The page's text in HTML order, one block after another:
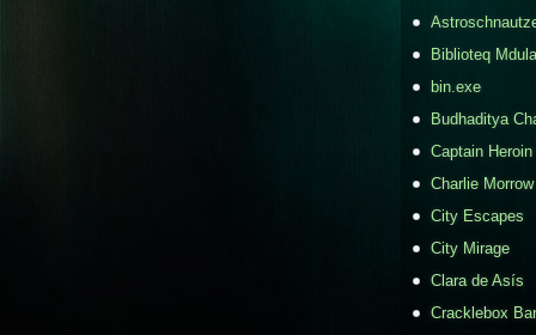
Biblioteq
bin.exe
Budhaditya
Captain Heroin
Charlie Morrow
City Escapes
City Mirage
Clara de Asís
Cracklebox